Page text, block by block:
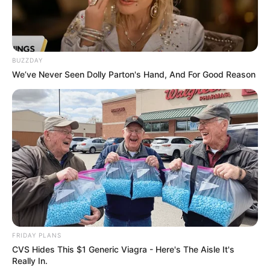
-ad4
§5º Considera-se remuneração do servidor público no cargo
efetivo
, para fins de cálculo dos proventos de aposentadoria com
fundamento no disposto no caput deste artigo, o valor constituído
pelo subsídio, pelo vencimento e pelas vantagens pecuniárias
permanentes do cargo, estabelecidos em lei, acrescidos dos
BUZZDAY
We’ve Never Seen Dolly Parton's Hand, And For Good Reason
FRIDAY PLANS
CVS Hides This $1 Generic Viagra - Here's The Aisle It's
Really In.